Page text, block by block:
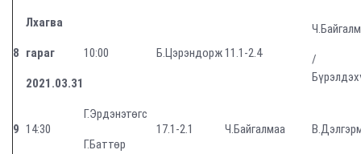
8
Лхагва
гараг
2021.03.31
10:00 Б.Цэрэндорж11.1-2.4
/
9 14:30
Г.Эрдэнэтөгс
Г.Баттөр
17.1-2.1 Ч.Байгалмаа